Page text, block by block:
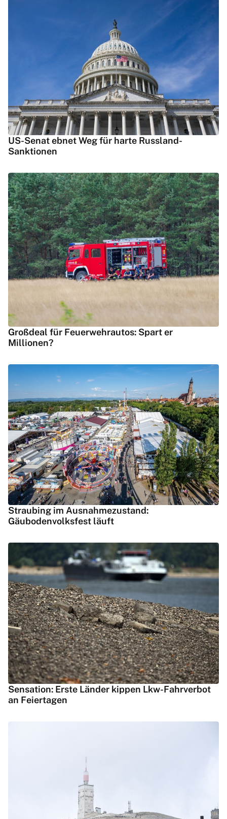
US-Senat ebnet Weg für harte Russland-
Sanktionen
Großdeal für Feuerwehrautos: Spart er
Millionen?
Straubing im Ausnahmezustand:
Gäubodenvolksfest läuft
Sensation: Erste Länder kippen Lkw-Fahrverbot
an Feiertagen